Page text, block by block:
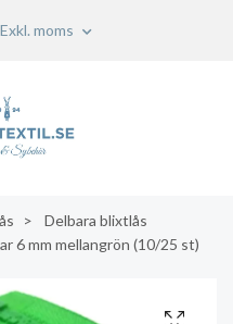
Exkl. moms
Delbara blixtlås
6 mm mellangrön (10/25 st)